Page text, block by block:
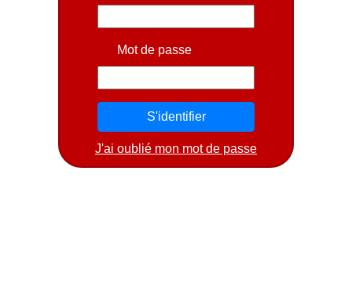
Mot de passe
J'ai oublié mon mot de passe